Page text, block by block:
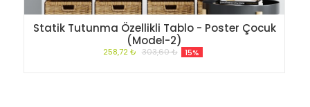
Statik Tutunma Özellikli Tablo - Poster Çocuk
(Model-2)
258,72 ₺ 303,60 ₺ 15%